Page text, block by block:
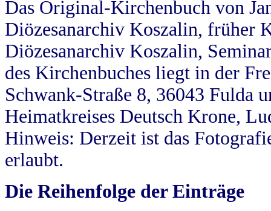
Das Original-Kirchenbuch von
Diözesanarchiv Koszalin, früher
Diözesanarchiv Koszalin,
des Kirchenbuches liegt in der
Schwank-Straße 8, 36043 Fulda
Heimatkreises Deutsch Krone,
Hinweis: Derzeit ist das
erlaubt.
Die Reihenfolge der Einträge